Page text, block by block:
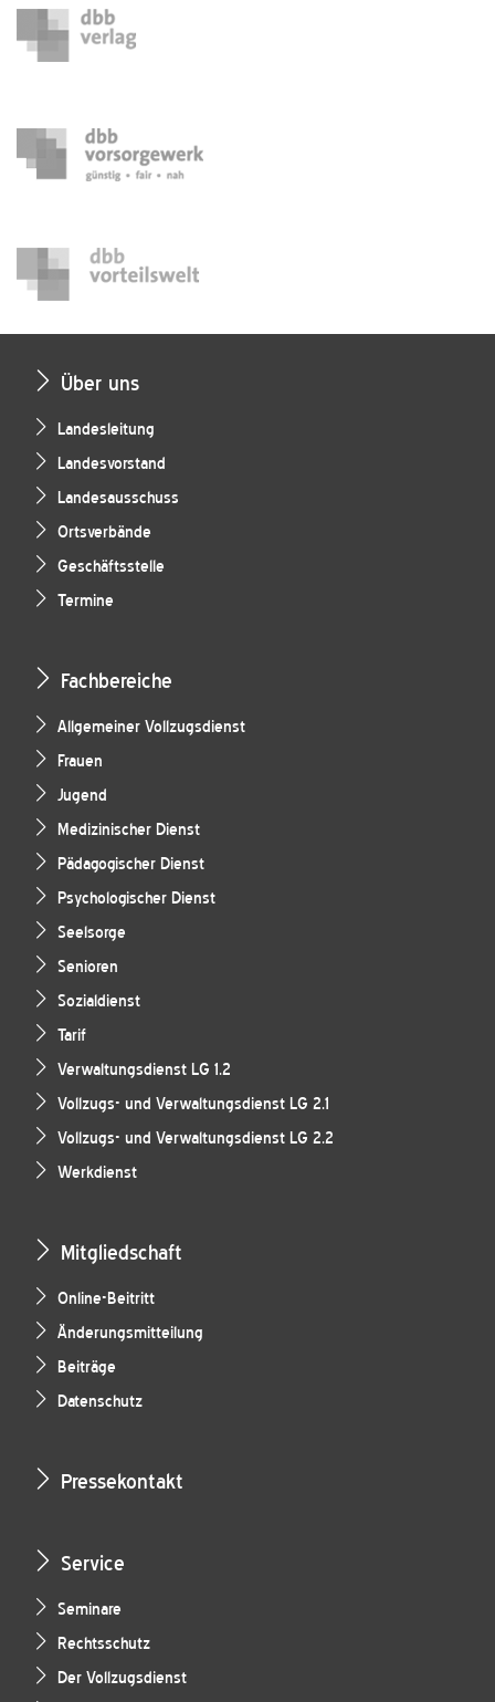
Über uns
Landesleitung
Landesvorstand
Landesausschuss
Ortsverbände
Geschäftsstelle
Termine
Fachbereiche
Allgemeiner Vollzugsdienst
Frauen
Jugend
Medizinischer Dienst
Pädagogischer Dienst
Psychologischer Dienst
Seelsorge
Senioren
Sozialdienst
Tarif
Verwaltungsdienst LG 1.2
Vollzugs- und Verwaltungsdienst LG 2.1
Vollzugs- und Verwaltungsdienst LG 2.2
Werkdienst
Mitgliedschaft
Online-Beitritt
Änderungsmitteilung
Beiträge
Datenschutz
Pressekontakt
Service
Seminare
Rechtsschutz
Der Vollzugsdienst